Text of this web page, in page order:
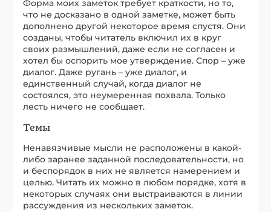
Форма моих заметок требует краткости, но то,
что не досказано в одной заметке, может быть
дополнено другой некоторое время спустя. Они
созданы, чтобы читатель включил их в круг
своих размышлений, даже если не согласен и
хотел бы оспорить мое утверждение. Спор – уже
диалог. Даже ругань – уже диалог, и
единственный случай, когда диалог не
состоялся, это неумеренная похвала. Только
лесть ничего не сообщает.
Темы
Ненавязчивые мысли не расположены в какой-
либо заранее заданной последовательности, но
и беспорядок в них не является намерением и
целью. Читать их можно в любом порядке, хотя в
некоторых случаях они выстраиваются в линии
рассуждения из нескольких заметок.